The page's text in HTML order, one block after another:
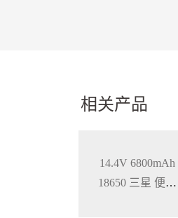
相关产品
14.4V 6800mAh
18650 三星 便携